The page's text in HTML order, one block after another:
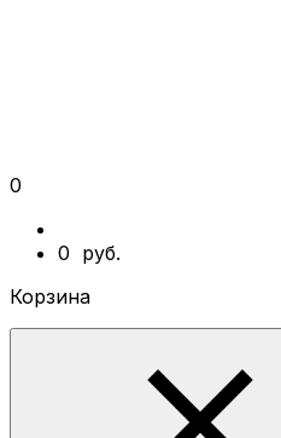
0
0 руб.
Корзина